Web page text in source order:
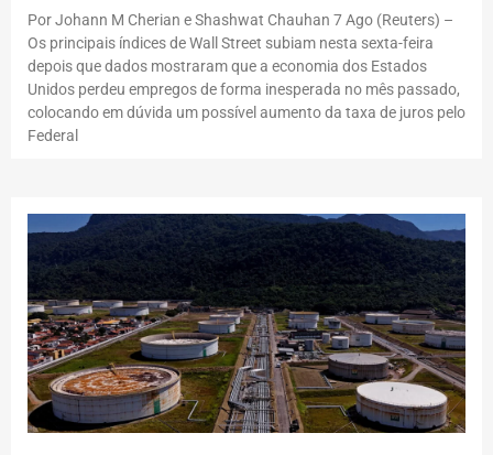
Por Johann M Cherian e Shashwat Chauhan 7 Ago (Reuters) –
Os principais índices de Wall Street subiam nesta sexta-feira
depois que dados mostraram que a economia dos Estados
Unidos perdeu empregos de forma inesperada no mês passado,
colocando em dúvida um possível aumento da taxa de juros pelo
Federal